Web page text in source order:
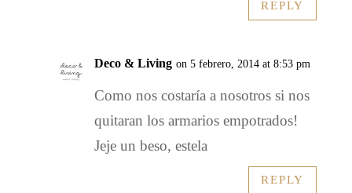
REPLY
Deco & Living on 5 febrero, 2014 at 8:53 pm
Como nos costaría a nosotros si nos
quitaran los armarios empotrados!
Jeje un beso, estela
REPLY